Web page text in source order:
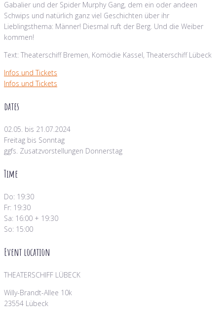
Gabalier und der Spider Murphy Gang, dem ein oder andeen
Schwips und natürlich ganz viel Geschichten über ihr
Lieblingsthema: Männer! Diesmal ruft der Berg. Und die Weiber
kommen!
Text: Theaterschiff Bremen, Komödie Kassel, Theaterschiff Lübeck
Infos und Tickets
Infos und Tickets
dates
02.05. bis 21.07.2024
Freitag bis Sonntag
ggfs. Zusatzvorstellungen Donnerstag
Time
Do: 19:30
Fr: 19:30
Sa: 16:00 + 19:30
So: 15:00
Event location
THEATERSCHIFF LÜBECK
Willy-Brandt-Allee 10k
23554 Lübeck